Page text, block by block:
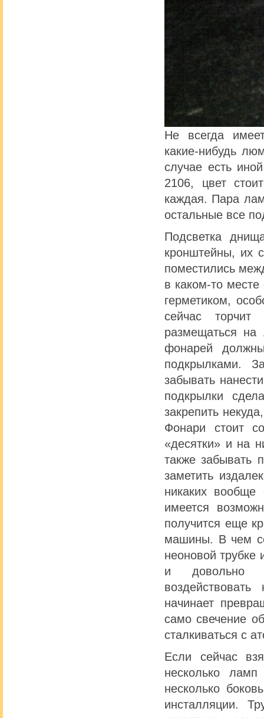
Не всегда
какие-нибудь
случае есть
2106, цвет
каждая. Пара
остальные все
Подсветка
кронштейны, их
поместились
в каком-то
герметиком,
сейчас
размещаться
фонарей
подкрылками.
забывать
подкрылки
закрепить
Фонари стоит
«десятки» и на
также забывать
заметить
никаких
имеется
получится еще
машины. В чем
неоновой трубке
и довольно
начинает
само свечение
сталкиваться с
Если сейчас
несколько
несколько
инсталляции.